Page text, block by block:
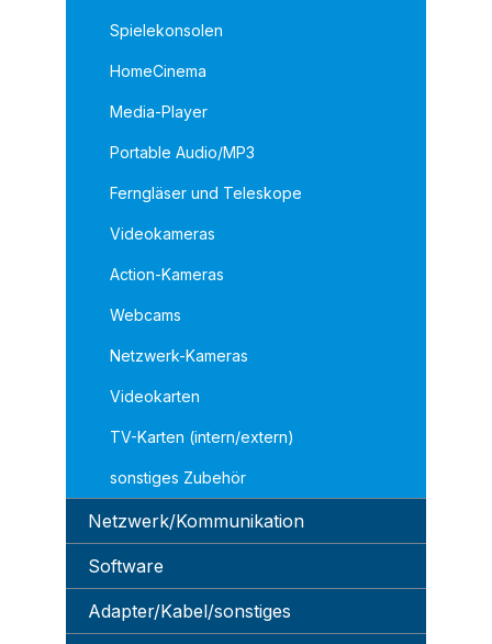
Spielekonsolen
HomeCinema
Media-Player
Portable Audio/MP3
Ferngläser und Teleskope
Videokameras
Action-Kameras
Webcams
Netzwerk-Kameras
Videokarten
TV-Karten (intern/extern)
sonstiges Zubehör
Netzwerk/Kommunikation
Software
Adapter/Kabel/sonstiges